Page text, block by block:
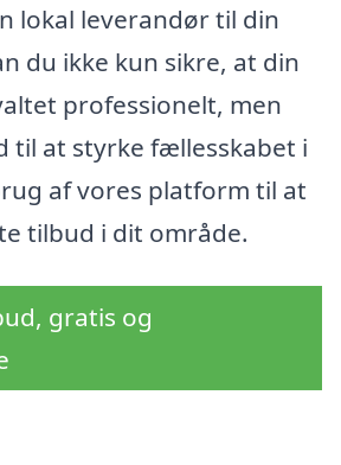
lokal leverandør til din
du ikke kun sikre, at din
professionelt, men
til at styrke fællesskabet i
af vores platform til at
tilbud i dit område.
gratis og